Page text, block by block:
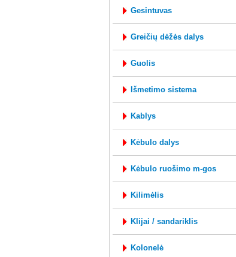
gesintuvas
greičių dėžės dalys
guolis
išmetimo sistema
kablys
kėbulo dalys
kėbulo ruošimo m-gos
kilimėlis
klijai / sandariklis
kolonelė